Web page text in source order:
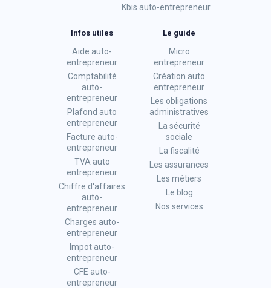
Kbis auto-entrepreneur
Infos utiles
Aide auto-
entrepreneur
Comptabilité
auto-
entrepreneur
Plafond auto
entrepreneur
Facture auto-
entrepreneur
TVA auto
entrepreneur
Chiffre d'affaires
auto-
entrepreneur
Charges auto-
entrepreneur
Impot auto-
entrepreneur
CFE auto-
entrepreneur
Le guide
Micro
entrepreneur
Création auto
entrepreneur
Les obligations
administratives
La sécurité
sociale
La fiscalité
Les assurances
Les métiers
Le blog
Nos services